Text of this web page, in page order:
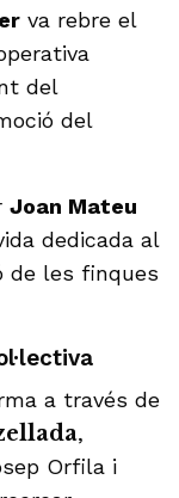
va rebre el
del
del
Joan Mateu
dedicada al
de les finques
a través de
,
Orfila i